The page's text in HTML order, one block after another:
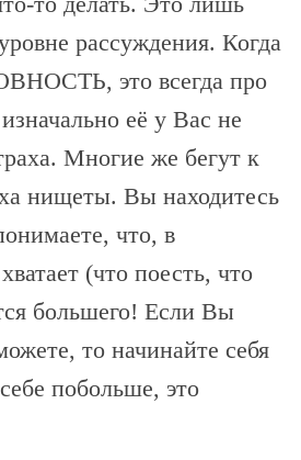
рассуждения. Когда
это всегда про
её у Вас не
Многие же бегут к
нищеты. Вы находитесь
что, в
(что поесть, что
большего! Если Вы
то начинайте себя
побольше, это